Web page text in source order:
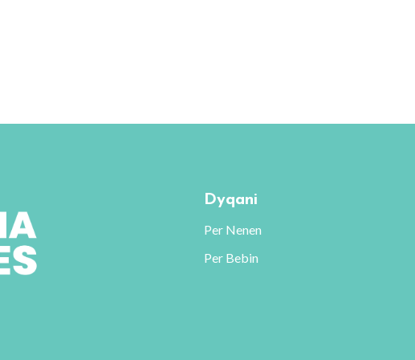
Dyqani
Per Nenen
Per Bebin